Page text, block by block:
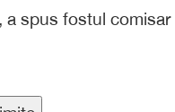
a spus fostul